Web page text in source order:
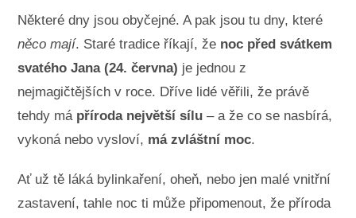
Některé dny jsou obyčejné. A pak jsou tu dny, které
něco mají. Staré tradice říkají, že noc před svátkem
svatého Jana (24. června) je jednou z
nejmagičtějších v roce. Dříve lidé věřili, že právě
tehdy má příroda největší sílu – a že co se nasbírá,
vykoná nebo vysloví, má zvláštní moc.
Ať už tě láká bylinkaření, oheň, nebo jen malé vnitřní
zastavení, tahle noc ti může připomenout, že příroda